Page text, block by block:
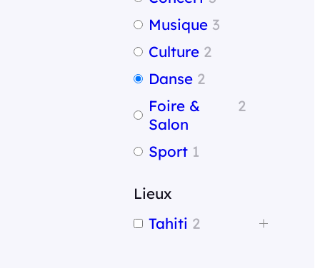
c
h
r
Musique 3
Culture 2
Danse 2
Foire &
Salon
2
Sport 1
Lieux
Tahiti 2